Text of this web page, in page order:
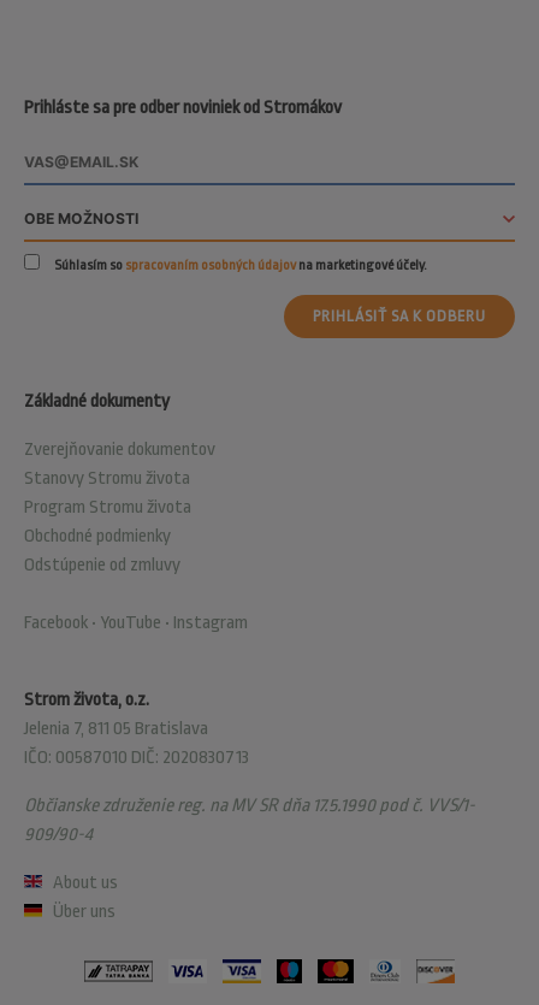
Strom života, o.z.
Jelenia 7, 811 05 Bratislava
IČO: 00587010 DIČ: 2020830713
Občianske združenie reg. na MV SR dňa 17.5.1990 pod č. VVS/1-
909/90-4
About us
Über uns
Základné dokumenty
Zverejňovanie dokumentov
Stanovy Stromu života
Program Stromu života
Obchodné podmienky
Odstúpenie od zmluvy
Facebook • YouTube • Instagram
Prihláste sa pre odber noviniek od Stromákov
Súhlasím so spracovaním osobných údajovna marketingové účely.
PRIHLÁSIŤ SA K ODBERU